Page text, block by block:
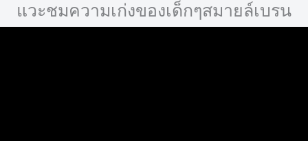
แวะชมความเก่งของเด็กๆสมายล์เบรน